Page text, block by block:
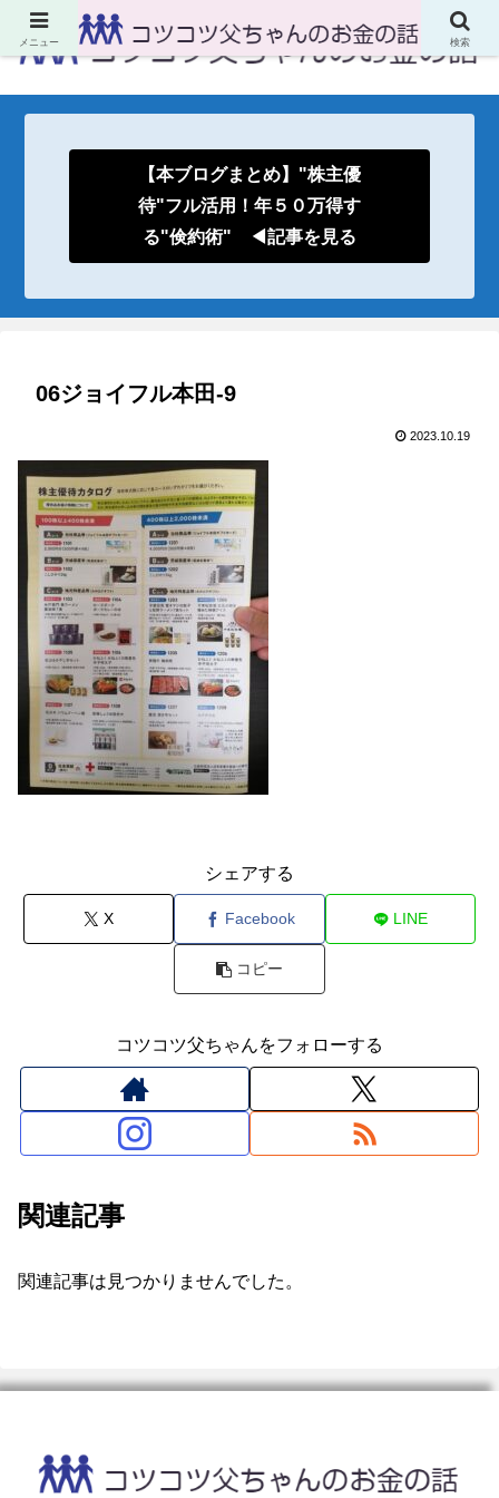
【本ブログまとめ】"株主優
待"フル活用！年５０万得す
る"倹約術" ◀記事を見る
06ジョイフル本田-9
2023.10.19
シェアする
X Facebook LINE
コピー
コツコツ父ちゃんをフォローする
関連記事
関連記事は見つかりませんでした。
メニュー 検索